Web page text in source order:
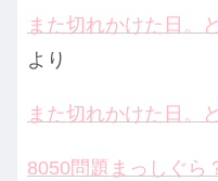
また切れかけた日。
より
また切れかけた日。
8050問題まっしぐら